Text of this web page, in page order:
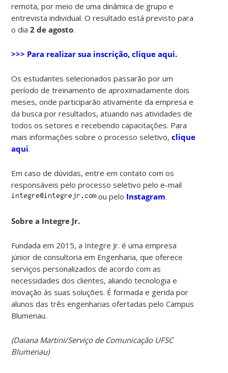
remota, por meio de uma dinâmica de grupo e
entrevista individual. O resultado está previsto para
o dia2 de agosto.
>>> Para realizar sua inscrição, clique aqui.
Os estudantes selecionados passarão por um
período de treinamento de aproximadamente dois
meses, onde participarão ativamente da empresa e
da busca por resultados, atuando nas atividades de
todos os setores e recebendo capacitações. Para
mais informações sobre o processo seletivo,clique
aqui.
Em caso de dúvidas, entre em contato com os
responsáveis pelo processo seletivo pelo e-mail
ou pelo Instagram.
Sobre a Integre Jr.
Fundada em 2015, a Integre Jr. é uma empresa
júnior de consultoria em Engenharia, que oferece
serviços personalizados de acordo com as
necessidades dos clientes, aliando tecnologia e
inovação às suas soluções. É formada e gerida por
alunos das três engenharias ofertadas pelo Campus
Blumenau.
(Daiana Martini/Serviço de Comunicação UFSC
Blumenau)